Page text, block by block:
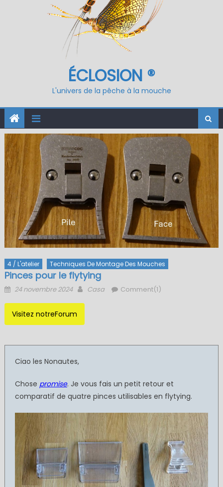
ÉCLOSION ®
L'univers de la pêche à la mouche
4 / L'atelier Techniques De Montage Des Mouches
Pinces pour le flytying
Posted
24 novembre 2024 Author
Casa Comment(1)
Visitez notreForum
Ciao les Nonautes,
Chose promise. Je vous fais un petit retour et
comparatif de quatre pinces utilisables en flytying.